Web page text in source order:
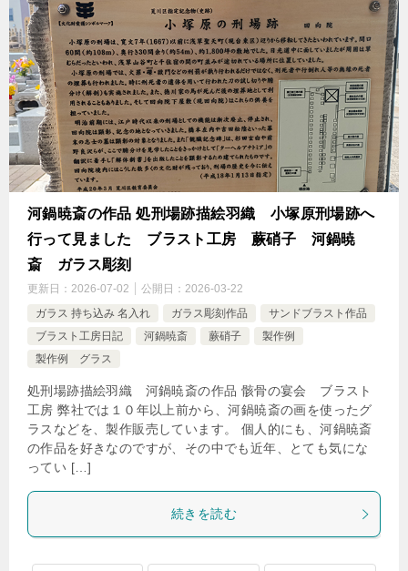
河鍋暁斎の作品 処刑場跡描絵羽織 小塚原刑場跡へ
行って見ました ブラスト工房 蕨硝子 河鍋暁
斎 ガラス彫刻
更新日： 2026-07-02 公開日： 2026-03-22
ガラス 持ち込み 名入れ
ガラス彫刻作品
サンドブラスト作品
ブラスト工房日記
河鍋暁斎 蕨硝子
製作例
製作例 グラス
処刑場跡描絵羽織 河鍋暁斎の作品 骸骨の宴会 ブラスト
工房 弊社では１０年以上前から、河鍋暁斎の画を使ったグ
ラスなどを、製作販売しています。 個人的にも、河鍋暁斎
の作品を好きなのですが、その中でも近年、とても気にな
ってい […]
続きを読む